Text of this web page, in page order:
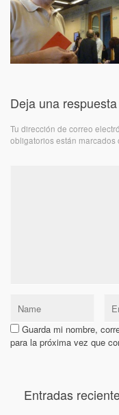
Deja una respuesta
Tu dirección de correo
obligatorios están marcados
Guarda mi nombre,
para la próxima vez que
Entradas